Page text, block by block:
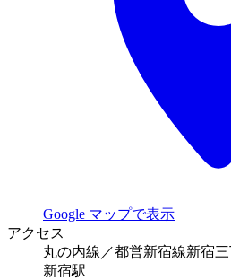
Google マップで表示
アクセス
丸の内線／都営新宿線新宿
新宿駅